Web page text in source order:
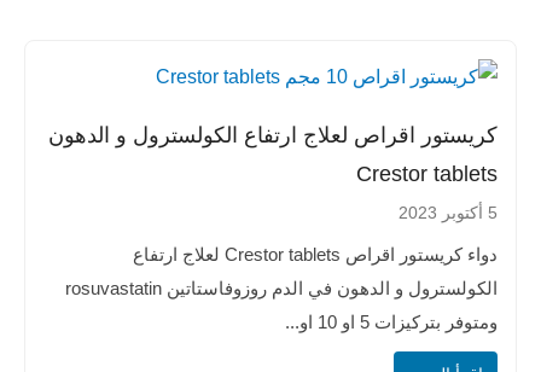
كريستور اقراص لعلاج ارتفاع الكولسترول و الدهون
Crestor tablets
5 أكتوبر 2023
دواء كريستور اقراص Crestor tablets لعلاج ارتفاع
الكولسترول و الدهون في الدم روزوفاستاتين rosuvastatin
ومتوفر بتركيزات 5 او 10 او...